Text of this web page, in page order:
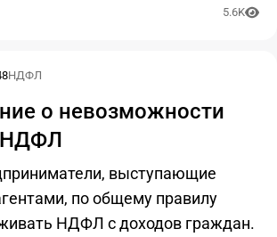
5.6K
НДФЛ
о невозможности
НДФЛ
выступающие
по общему правилу
НДФЛ с доходов граждан.